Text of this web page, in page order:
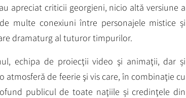
apreciat criticii georgieni, nicio altă versiune a
multe conexiuni între personajele mistice și
dramaturg al tuturor timpurilor.
echipa de proiecţii video şi animaţii, dar și
atmosferă de feerie şi vis care, în combinaţie cu
publicul de toate naţiile și credinţele din